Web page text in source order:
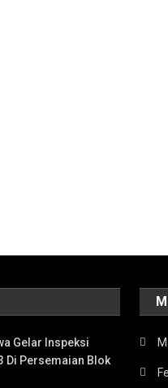
Gelar Inspeksi
Di Persemaian Blok